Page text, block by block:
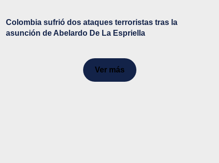
Colombia sufrió dos ataques terroristas tras la
asunción de Abelardo De La Espriella
Ver más